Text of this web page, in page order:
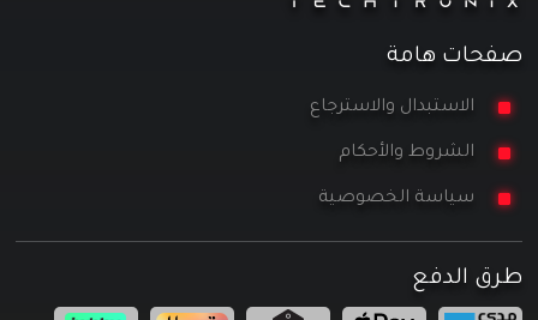
صفحات هامة
الاستبدال والاسترجاع
الشروط والأحكام
سياسة الخصوصية
طرق الدفع